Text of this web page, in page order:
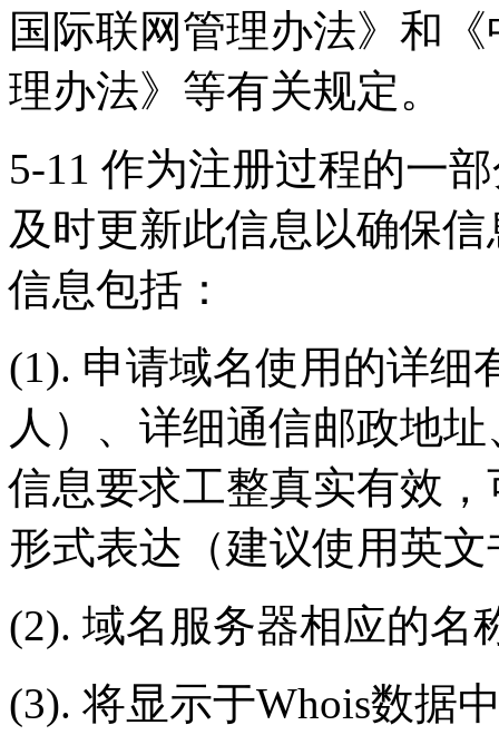
国际联网管理办法》和
理办法》等有关规定。
5-11 作为注册过程的一
及时更新此信息以确保
信息包括：
(1). 申请域名使用的详细
人）、详细通信邮政地
信息要求工整真实有效
形式表达（建议使用英
(2). 域名服务器相应的名
(3). 将显示于Whois数据